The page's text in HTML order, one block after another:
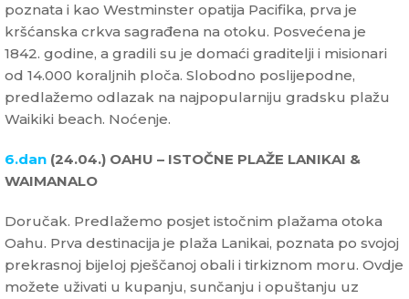
poznata i kao Westminster opatija Pacifika, prva je
kršćanska crkva sagrađena na otoku. Posvećena je
1842. godine, a gradili su je domaći graditelji i misionari
od 14.000 koraljnih ploča. Slobodno poslijepodne,
predlažemo odlazak na najpopularniju gradsku plažu
Waikiki beach. Noćenje.
6.dan (24.04.) OAHU – ISTOČNE PLAŽE LANIKAI &
WAIMANALO
Doručak. Predlažemo posjet istočnim plažama otoka
Oahu. Prva destinacija je plaža Lanikai, poznata po svojoj
prekrasnoj bijeloj pješčanoj obali i tirkiznom moru. Ovdje
možete uživati u kupanju, sunčanju i opuštanju uz